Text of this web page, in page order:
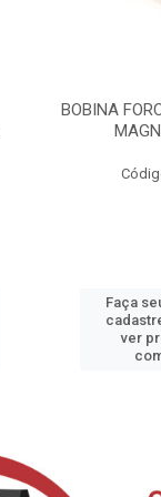
BOBINA
Faça
ver